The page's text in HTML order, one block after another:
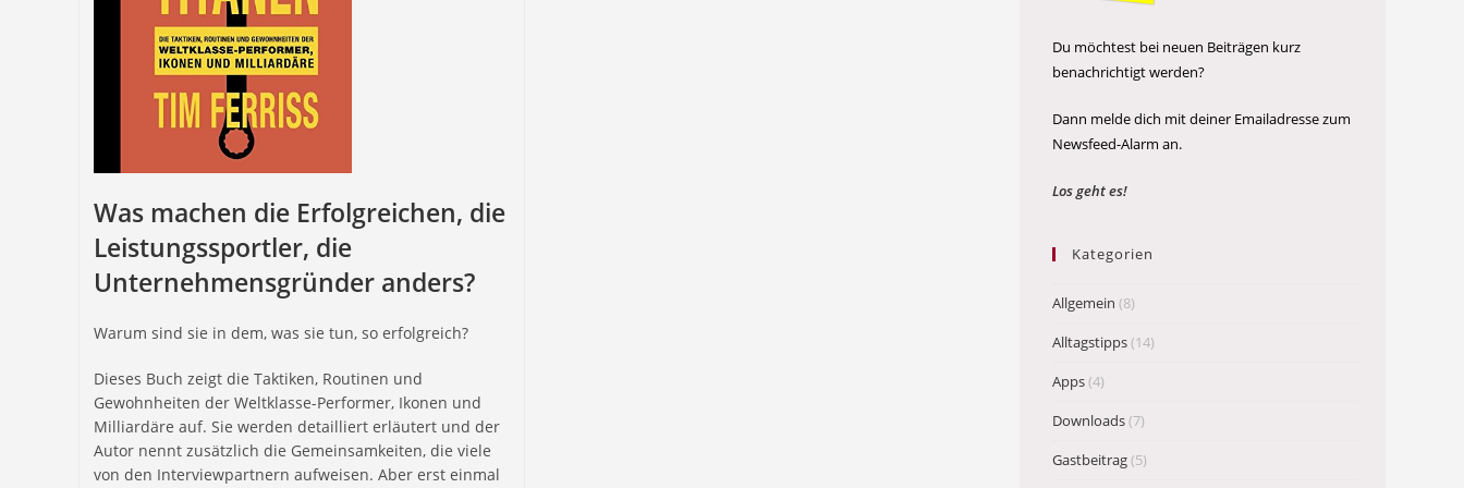
Was machen die Erfolgreichen, die
Leistungssportler, die
Unternehmensgründer anders?
Warum sind sie in dem, was sie tun, so erfolgreich?
Dieses Buch zeigt die Taktiken, Routinen und
Gewohnheiten der Weltklasse-Performer, Ikonen und
Milliardäre auf. Sie werden detailliert erläutert und der
Autor nennt zusätzlich die Gemeinsamkeiten, die viele
von den Interviewpartnern aufweisen. Aber erst einmal
Du möchtest bei neuen Beiträgen kurz
benachrichtigt werden?
Dann melde dich mit deiner Emailadresse zum
Newsfeed-Alarm an.
Los geht es!
Kategorien
Allgemein (8)
Alltagstipps(14)
Apps(4)
Downloads(7)
Gastbeitrag(5)